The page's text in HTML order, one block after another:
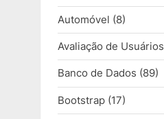
Automóvel (8)
Avaliação de Usuários
Banco de Dados (89)
Bootstrap (17)